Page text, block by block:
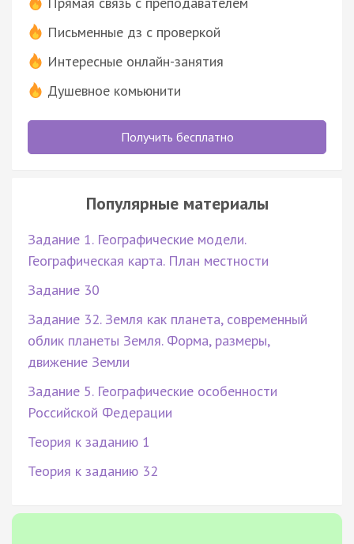
Письменные дз с проверкой
Интересные онлайн-занятия
Душевное комьюнити
Получить бесплатно
Популярные материалы
Задание 1. Географические модели.
Географическая карта. План местности
Задание 30
Задание 32. Земля как планета, современный
облик планеты Земля. Форма, размеры,
движение Земли
Задание 5. Географические особенности
Российской Федерации
Теория к заданию 1
Теория к заданию 32